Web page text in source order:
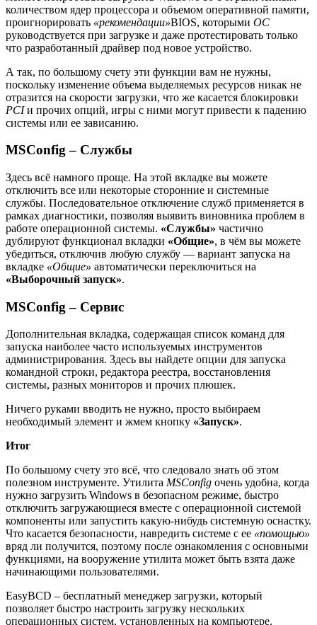
количеством ядер процессора и объемом оперативной памяти,
проигнорировать «рекомендации»BIOS, которыми ОС
руководствуется при загрузке и даже протестировать только
что разработанный драйвер под новое устройство.
А так, по большому счету эти функции вам не нужны,
поскольку изменение объема выделяемых ресурсов никак не
отразится на скорости загрузки, что же касается блокировки
PCIи прочих опций, игры с ними могут привести к падению
системы или ее зависанию.
MSConfig – Службы
Здесь всё намного проще. На этой вкладке вы можете
отключить все или некоторые сторонние и системные
службы. Последовательное отключение служб применяется в
рамках диагностики, позволяя выявить виновника проблем в
работе операционной системы. «Службы» частично
дублируют функционал вкладки «Общие», в чём вы можете
убедиться, отключив любую службу — вариант запуска на
вкладке «Общие» автоматически переключиться на
«Выборочный запуск».
MSConfig – Сервис
Дополнительная вкладка, содержащая список команд для
запуска наиболее часто используемых инструментов
администрирования. Здесь вы найдете опции для запуска
командной строки, редактора реестра, восстановления
системы, разных мониторов и прочих плюшек.
Ничего руками вводить не нужно, просто выбираем
необходимый элемент и жмем кнопку «Запуск».
Итог
По большому счету это всё, что следовало знать об этом
полезном инструменте. Утилита MSConfig очень удобна, когда
нужно загрузить Windows в безопасном режиме, быстро
отключить загружающиеся вместе с операционной системой
компоненты или запустить какую-нибудь системную оснастку.
Что касается безопасности, навредить системе с ее «помощью»
вряд ли получится, поэтому после ознакомления с основными
функциями, на вооружение утилита может быть взята даже
начинающими пользователями.
EasyBCD – бесплатный менеджер загрузки, который
позволяет быстро настроить загрузку нескольких
операционных систем, установленных на компьютере.